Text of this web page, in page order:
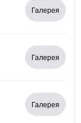
Галерея
Галерея
Галерея